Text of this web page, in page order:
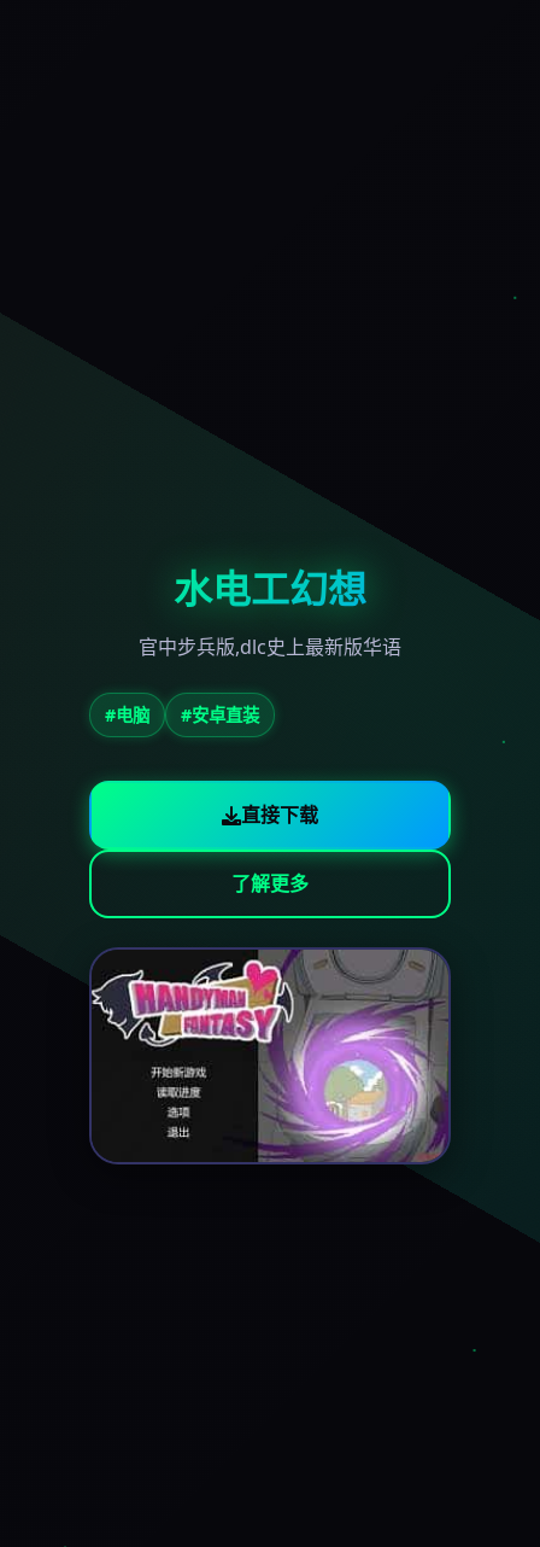
水电工幻想
官中步兵版,dlc史上最新版华语
#电脑 #安卓直装
直接下载
了解更多